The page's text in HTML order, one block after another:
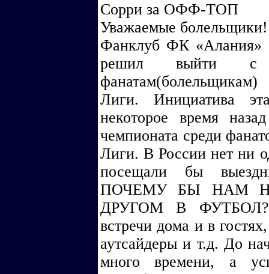
Сорри за ОФФ-ТОП
Уважаемые болельщики!
Фанклуб ФК «Алания»
решил выйти с
Лиги. Инициатива
некоторое время
чемпионата среди
Лиги. В России нет ни
посещали бы
ПОЧЕМУ БЫ НАМ
ДРУГОМ В ФУТБОЛ?
встречи дома и в
аутсайдеры и т.д. До
много времени, а